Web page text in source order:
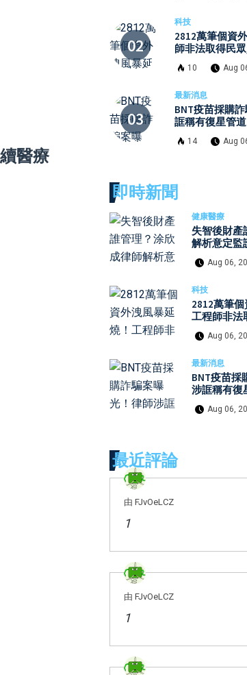
醫療
科技
2812萬筆個資
師非法取得民
資 張麗善赴日
安與資安關注
10 Aug
最新消息
BNT疫苗採購
誆稱有復星管
元
14 Aug
即時新聞
健康醫療
失智後財產
解析意定監
自主權
Aug 06,
科技
2812萬筆個
工程師非法
查詢個資
案引發國安
Aug 06,
最新消息
BNT疫苗採
涉誆稱有
10.6億元
Aug 06,
最近評論
由 FJvOeLCZ
1
由 FJvOeLCZ
1